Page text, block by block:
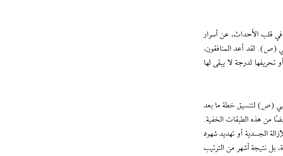
قلب الأحداث، عن أسرار
(ص). لقد أعد المنافقون،
لدرجة لا يبقى لها
(ص) لتنسيق خطة ما بعد
من هذه الطبقات الخفية.
الجسدية أو تهديد شهود
بل نتيجة أشهر من الترتيب